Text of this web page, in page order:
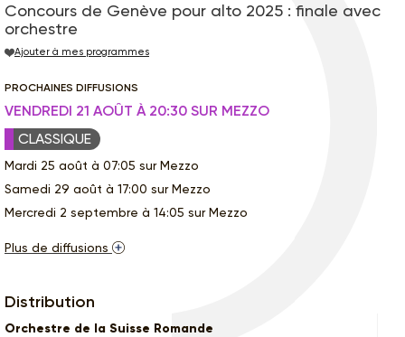
Concours de Genève pour alto 2025 : finale avec
orchestre
Ajouter à mes programmes
PROCHAINES DIFFUSIONS
VENDREDI 21 AOÛT À 20:30 SUR MEZZO
CLASSIQUE
Mardi 25 août à 07:05 sur Mezzo
Samedi 29 août à 17:00 sur Mezzo
Mercredi 2 septembre à 14:05 sur Mezzo
Plus de diffusions
Distribution
Orchestre de la Suisse Romande